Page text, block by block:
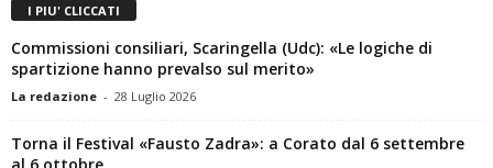
I PIU' CLICCATI
Commissioni consiliari, Scaringella (Udc): «Le logiche di
spartizione hanno prevalso sul merito»
La redazione - 28 Luglio 2026
Torna il Festival «Fausto Zadra»: a Corato dal 6 settembre
al 6 ottobre